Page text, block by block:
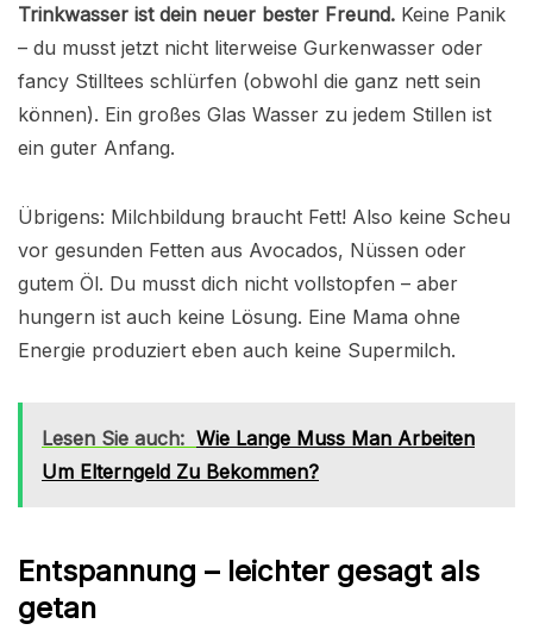
Trinkwasser ist dein neuer bester Freund. Keine Panik
– du musst jetzt nicht literweise Gurkenwasser oder
fancy Stilltees schlürfen (obwohl die ganz nett sein
können). Ein großes Glas Wasser zu jedem Stillen ist
ein guter Anfang.
Übrigens: Milchbildung braucht Fett! Also keine Scheu
vor gesunden Fetten aus Avocados, Nüssen oder
gutem Öl. Du musst dich nicht vollstopfen – aber
hungern ist auch keine Lösung. Eine Mama ohne
Energie produziert eben auch keine Supermilch.
Lesen Sie auch: Wie Lange Muss Man Arbeiten
Um Elterngeld Zu Bekommen?
Entspannung – leichter gesagt als
getan